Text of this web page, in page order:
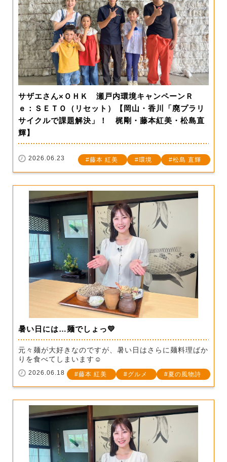
サザエさん×ＯＨＫ 瀬戸内環境キャンペーンＲ
ｅ：ＳＥＴＯ（リセット）【岡山・香川「廃プラリ
サイクルで課題解決」！ 梶剛・藤本紅美・松島直
輝】
2026.06.23 藤本 紅美 環境 松島 直輝
暑い日には…麺でしょっ💛
元々麺が大好きなのですが、暑い日はさらに麺料理ばか
りを食べてしまいます☺
2026.06.18 藤本 紅美 グルメ 夏の風物詩